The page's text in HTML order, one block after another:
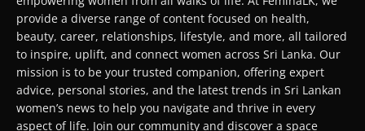
provide a diverse range of content focused on health,
beauty, career, relationships, lifestyle, and more, all tailored
to inspire, uplift, and connect women across Sri Lanka. Our
mission is to be your trusted companion, offering expert
advice, personal stories, and the latest trends in Sri Lankan
women’s news to help you navigate and thrive in every
aspect of life. Join our community and discover a space